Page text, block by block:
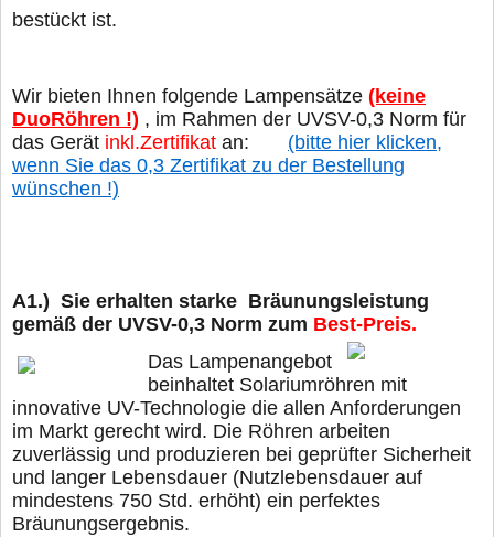
bestückt ist.
Wir bieten Ihnen folgende Lampensätze (keine
DuoRöhren !) , im Rahmen der UVSV-0,3 Norm für
das Gerät inkl.Zertifikat an: (bitte hier klicken,
wenn Sie das 0,3 Zertifikat zu der Bestellung
wünschen !)
A1.) Sie erhalten starke Bräunungsleistung
gemäß der UVSV-0,3 Norm zum Best-Preis.
Das Lampenangebot
beinhaltet Solariumröhren mit
innovative UV-Technologie die allen Anforderungen
im Markt gerecht wird. Die Röhren arbeiten
zuverlässig und produzieren bei geprüfter Sicherheit
und langer Lebensdauer (Nutzlebensdauer auf
mindestens 750 Std. erhöht) ein perfektes
Bräunungsergebnis.